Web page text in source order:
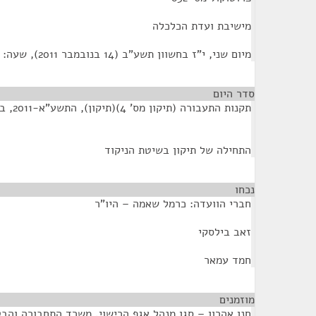
מישיבת ועדת הכלכלה
מיום שני, י"ז בחשוון תשע"ב (14 בנובמבר 2011), שעה: 10:30
סדר היום
תקנות התעבורה (תיקון מס' 4)(תיקון), התשע"א-2011, בדבר דחיית מועד
התחילה של תיקון בשיטת הניקוד
נכחו
חברי הוועדה: כרמל שאמה – היו"ר
זאב בילסקי
חמד עמאר
מוזמנים